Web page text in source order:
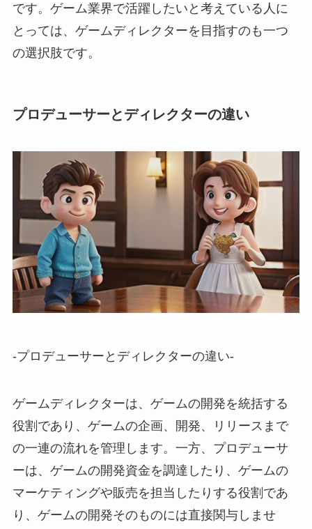
です。ゲーム業界で活躍したいと考えている人に
とっては、ゲームディレクターを目指すのも一つ
の選択肢です。
プロデューサーとディレクターの違い
-プロデューサーとディレクターの違い-
ゲームディレクターは、ゲームの開発を統括する
役割であり、ゲームの企画、開発、リリースまで
の一連の流れを管理します。一方、プロデューサ
ーは、ゲームの開発資金を調達したり、ゲームの
マーケティングや販売を担当したりする役割であ
り、ゲームの開発そのものには直接関与しませ